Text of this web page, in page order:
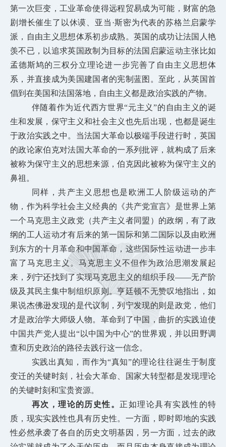
第一次巨变，工业革命使得远程贸易成为可能，财富的急
剧增长催生了以休谟、亚当·斯密为代表的苏格兰启蒙学
派，自由主义思想体系初步成熟。英国的成功让法国人艳
羡不已，以追求英国政制为目标的法国启蒙运动主张比如
孟德斯鸠的三权分立理论进一步完善了自由主义思想体
系，并直接成为美国建国者的宪制蓝图。至此，从英国首
倡到在美国和法国落地，自由主义都是政治实践的产物。
伴随着作为近代西方世界“元主义”的自由主义的诞
生和发展，保守主义和社会主义也先后出现，也都是诞生
于政治实践之中。当法国大革命以极端手段进行时，英国
的政论家伯克对法国大革命的一系列批评，就构成了后来
被称为保守主义的思想来源，伯克因此被称为保守主义的
鼻祖。
同样，共产主义思想也是欧洲工人阶级运动的产
物，作为科学社会主义经典的《共产党宣言》是世界上第
一个马克思主义政党（共产主义者同盟）的政纲，有了政
纲的工人运动才有后来的第一国际和第二国际以及由欧洲
到东方的十月革命和中国革命，这些国际性运动进一步丰
富了马克思主义。马克思主义不但作为政治思潮发展起
来，列宁还找到了实现马克思主义的组织手段——无产阶
级及其民主集中制组织原则。亨廷顿不无赞叹地指出，如
果说杰佛逊发现的是代议制，列宁发现的则是政党，他们
才是政治学大师级人物。革命到了中国，曲折的实践迫使
中国共产党人提出“以中国为中心”的世界观，并以田野调
查和历史政治的路径去践行这一信念。
实践出真知，而作为“真知”的理论往往诞生于制度
变迁的关键时刻，社会大革命、国家大转型都是发现理论
的关键时刻和宝贵资源。
再次，理论的历史性。 正如理论具有实践性的特
质，现实实践性也具有历史性。一方面，即时即地的实践
性必然承袭了各自的历史文明基因，另一方面，过去的政